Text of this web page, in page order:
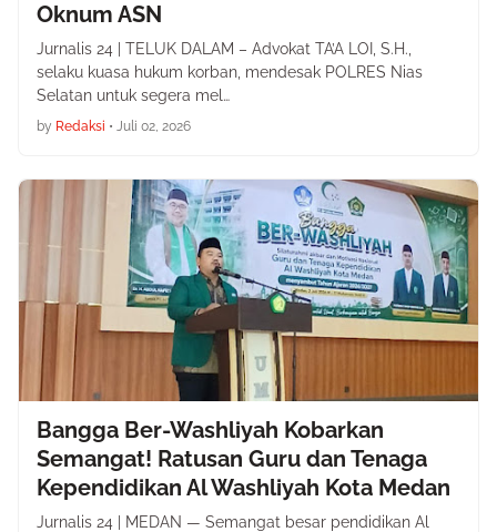
Oknum ASN
Jurnalis 24 | TELUK DALAM – Advokat TA’A LOI, S.H.,
selaku kuasa hukum korban, mendesak POLRES Nias
Selatan untuk segera mel…
by Redaksi • Juli 02, 2026
Bangga Ber-Washliyah Kobarkan
Semangat! Ratusan Guru dan Tenaga
Kependidikan Al Washliyah Kota Medan
Jurnalis 24 | MEDAN — Semangat besar pendidikan Al